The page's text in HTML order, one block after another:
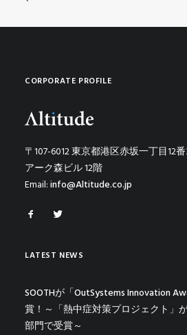
CORPORATE PROFILE
〒107-6012 東京都港区赤坂一丁目12
アーク森ビル 12階
Email:info@Altitude.co.jp
LATEST NEWS
SOOTHが「OutSystems Innovation
賞！～「熱中症対策プロジェクト」
部門で受賞～